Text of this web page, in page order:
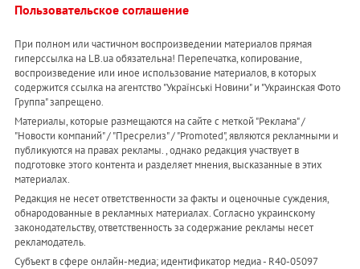
Пользовательское соглашение
При полном или частичном воспроизведении материалов прямая
гиперссылка на LB.ua обязательна! Перепечатка, копирование,
воспроизведение или иное использование материалов, в которых
содержится ссылка на агентство "Українськi Новини" и "Украинская Фото
Группа" запрещено.
Материалы, которые размещаются на сайте с меткой "Реклама" /
"Новости компаний" / "Пресрелиз" / "Promoted", являются рекламными и
публикуются на правах рекламы. , однако редакция участвует в
подготовке этого контента и разделяет мнения, высказанные в этих
материалах.
Редакция не несет ответственности за факты и оценочные суждения,
обнародованные в рекламных материалах. Согласно украинскому
законодательству, ответственность за содержание рекламы несет
рекламодатель.
Субъект в сфере онлайн-медиа; идентификатор медиа - R40-05097